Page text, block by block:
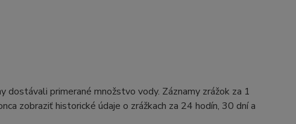
dostávali primerané množstvo vody. Záznamy zrážok za 1
zobraziť historické údaje o zrážkach za 24 hodín, 30 dní a